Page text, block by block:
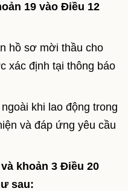
19 vào Điều 12
hồ sơ mời thầu cho
xác định tại thông báo
khi lao động trong
và đáp ứng yêu cầu
khoản 3 Điều 20
sau: